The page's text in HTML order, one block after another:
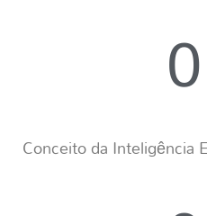
Conceito da Inteligência